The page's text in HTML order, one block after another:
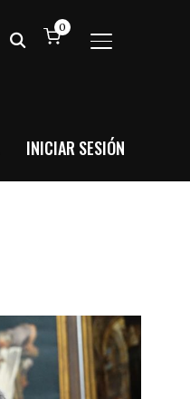
ALTERNAR
0
INICIAR SESIÓN